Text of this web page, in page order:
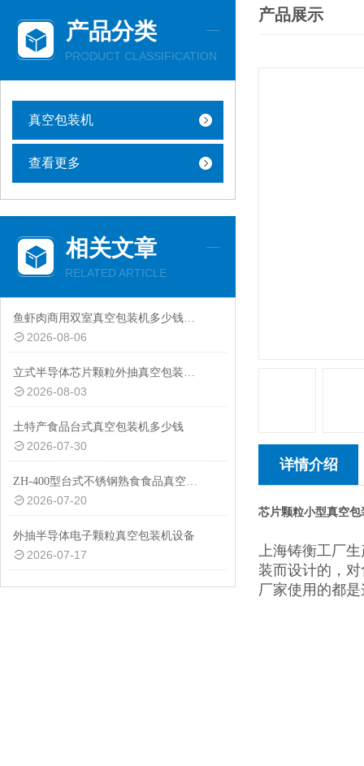
产品分类
PRODUCT CLASSIFICATION
真空包装机
查看更多
相关文章
RELATED ARTICLE
鱼虾肉商用双室真空包装机多少钱一台
2026-08-06
立式半导体芯片颗粒外抽真空包装机厂家
2026-08-03
土特产食品台式真空包装机多少钱
2026-07-30
ZH-400型台式不锈钢熟食食品真空包装机设备
2026-07-20
外抽半导体电子颗粒真空包装机设备
2026-07-17
产品展示
详情介绍
芯片颗粒小型真空包
上海铸衡工厂
装而设计的，
厂家使用的都